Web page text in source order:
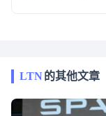
LTN的其他文章